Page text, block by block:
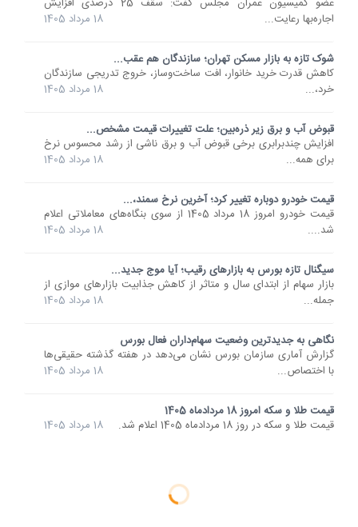
اجاره‌بها رعایت...
18 مرداد 1405
شوک تازه به بازار مسکن تهران؛ سازندگان هم عقب...
کاهش قدرت خرید خانوار، افت ساخت‌وساز، خروج تدریجی سازندگان
خرد،...
18 مرداد 1405
قبوض آب و برق زیر ذره‌بین؛ علت تغییرات قیمت مشخص...
افزایش چندبرابری برخی قبوض آب و برق ناشی از رشد محسوس نرخ
برای همه...
18 مرداد 1405
قیمت خودرو دوباره تغییر کرد؛ آخرین نرخ سمند،...
قیمت خودرو امروز 18 مرداد 1405 از سوی بنگاه‌های معاملاتی اعلام
شد....
18 مرداد 1405
سیگنال تازه بورس به بازارهای رقیب؛ آیا موج جدید...
بازار سهام از ابتدای سال و متاثر از کاهش جذابیت بازارهای موازی از
جمله...
18 مرداد 1405
نگاهی به جدیدترین وضعیت سهام‌داران فعال بورس
گزارش آماری سازمان بورس نشان می‌دهد در هفته گذشته حقیقی‌ها
با اختصاص...
18 مرداد 1405
قیمت طلا و سکه امروز 18 مردادماه 1405
قیمت طلا و سکه در روز 18 مردادماه 1405 اعلام شد.
18 مرداد 1405